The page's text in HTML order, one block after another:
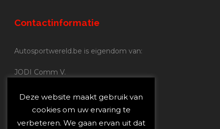
Contactinformatie
Autosportwereld.be is eigendom van:
JODI Comm V.
Nijverheidsstraat 70
2160 Wommelgem
Autosportwereld.be:
Deze website maakt gebruik van
cookies om uw ervaring te
verbeteren. We gaan ervan uit dat